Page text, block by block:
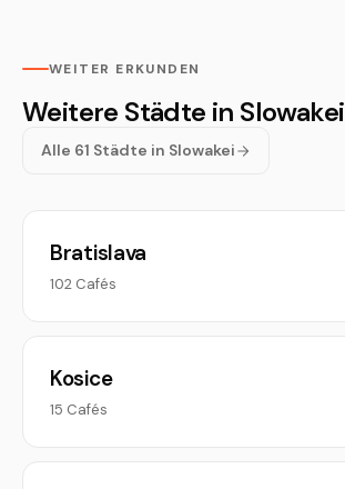
WEITER ERKUNDEN
Weitere Städte in Slowakei
Alle 61 Städte in Slowakei
Bratislava
102 Cafés
Kosice
15 Cafés